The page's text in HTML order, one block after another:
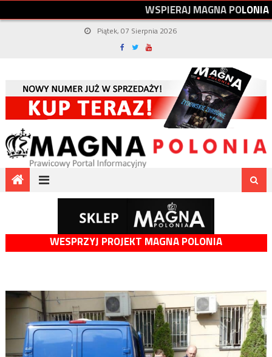
WSPIERAJMAGNAPOLONIA
Piątek, 07 Sierpnia 2026
WESPRZYJ PROJEKT MAGNA POLONIA